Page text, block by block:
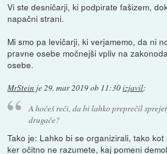
Vi ste desničarji, ki podpirate fašizem,
napačni strani.
Mi smo pa levičarji, ki verjamemo, da ni
pravne osebe močnejši vpliv na
osebe.
MrStein je29. mar 2019 ob 11:30izjavil:
A hočeš reči, da bi lahko preprečil
drugače?
Tako je: Lahko bi se organizirali, tako
ker očitno ne razumete, kaj pomeni